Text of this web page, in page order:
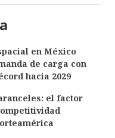
en México
de carga con
hacia 2029
el factor